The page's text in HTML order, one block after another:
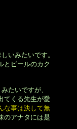
いみたいです。
とビールのカク
たいですが、
てくる先生が愛
な事は決して無
のアナタには是